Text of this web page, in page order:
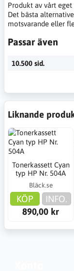
Produkt av vårt eget
Det bästa
motsvarande eller
Passar även
10.500 sid.
Liknande
Tonerkassett Cyan
typ HP Nr. 504A
Bläck.se
KÖP
INFO.
890,00 kr